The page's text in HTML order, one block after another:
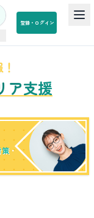
登録・ログイン
ア支援
策・